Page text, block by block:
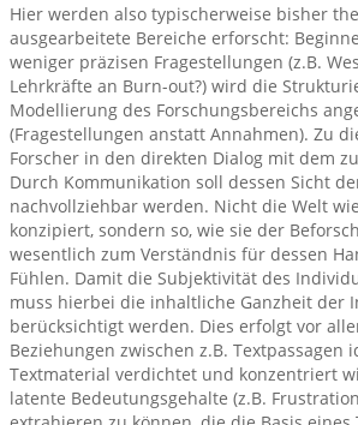
Hier werden also typischerweise bisher
ausgearbeitete Bereiche erforscht:
weniger präzisen Fragestellungen (z.B.
Lehrkräfte an Burn-out?) wird die
Modellierung des Forschungsbereichs
(Fragestellungen anstatt Annahmen). Zu
Forscher in den direkten Dialog mit dem
Durch Kommunikation soll dessen Sicht
nachvollziehbar werden. Nicht die Welt
konzipiert, sondern so, wie sie der
wesentlich zum Verständnis für dessen
Fühlen. Damit die Subjektivität des
muss hierbei die inhaltliche Ganzheit der
berücksichtigt werden. Dies erfolgt vor
Beziehungen zwischen z.B. Textpassagen
Textmaterial verdichtet und konzentriert
latente Bedeutungsgehalte (z.B.